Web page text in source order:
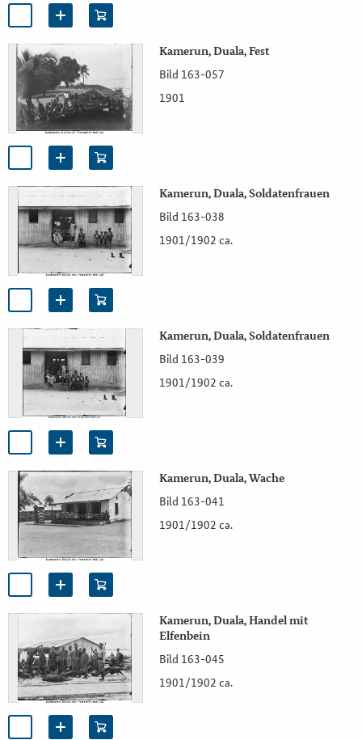
Kamerun, Duala, Fest
Bild 163-057
1901
Kamerun, Duala, Soldatenfrauen
Bild 163-038
1901/1902 ca.
Kamerun, Duala, Soldatenfrauen
Bild 163-039
1901/1902 ca.
Kamerun, Duala, Wache
Bild 163-041
1901/1902 ca.
Kamerun, Duala, Handel mit
Elfenbein
Bild 163-045
1901/1902 ca.